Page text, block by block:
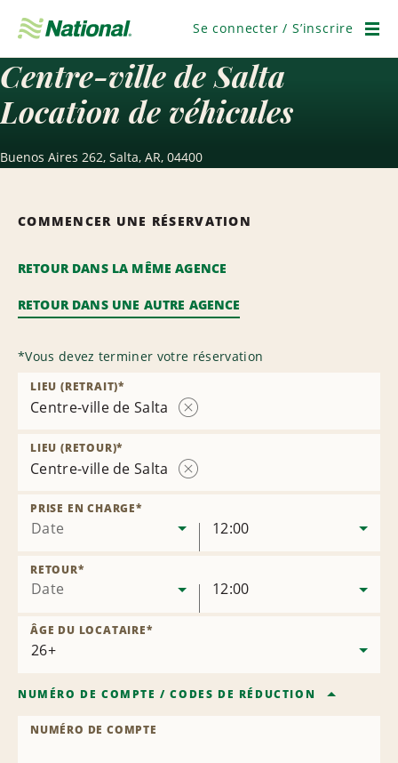
navigation
Se connecter / S’inscrire
Centre-ville de Salta
Location de véhicules
Buenos Aires 262, Salta, AR, 04400
COMMENCER UNE RÉSERVATION
RETOUR DANS LA MÊME AGENCE
RETOUR DANS UNE AUTRE AGENCE
*Vous devez terminer votre réservation
Centre-ville de Salta
LIEU (RETRAIT)*
Centre-ville de Salta
LIEU (RETOUR)*
Date
PRISE EN CHARGE*
12:00
Date
RETOUR*
12:00
ÂGE DU LOCATAIRE*
NUMÉRO DE COMPTE /CODES DE RÉDUCTION
NUMÉRO DE COMPTE